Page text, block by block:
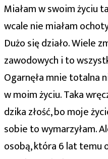
Miałam w swoim życiu
wcale nie miałam
Dużo się działo. Wiele
zawodowych i to
Ogarnęła mnie totalna
w moim życiu. Taka
dzika złość, bo moje
sobie to wymarzyłam.
osobą, która 6 lat temu